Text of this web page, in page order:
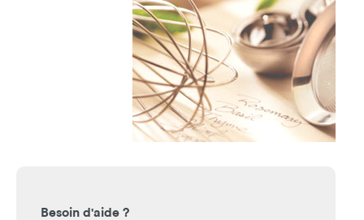
Besoin d'aide ?